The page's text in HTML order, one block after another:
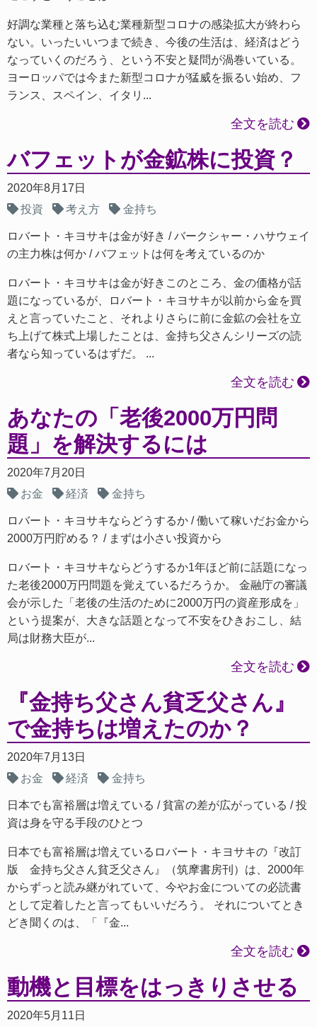
好調な業種と落ち込む業種新型コロナの感染拡大が終わら
ない。いったいいつまで続き、今後の生活は、経済はどう
なっていくのだろう、という不安と疑問が渦巻いている。
ヨーロッパでは今また新型コロナが猛威を振るい始め、フ
ランス、スペイン、イタリ...
全文を読む
バフェットが金鉱株に投資？
2020年8月17日
投資
考え方 金持ち
ロバート・キヨサキは金が好き
バークシャー・ハサウェイ
の主力株は何か
バフェットは何を考えているのか
ロバート・キヨサキは金が好きこのところ、金の価格が話
題になっているが、ロバート・キヨサキが以前から金を買
えと言っていたこと、それよりさらに前に金鉱の会社を立
ち上げて株式上場したことは、金持ち父さんシリーズの読
者なら知っているはずだ。 ...
全文を読む
あなたの「老後2000万円問
題」を解決するには
2020年7月20日
お金
経済 金持ち
ロバート・キヨサキならどうするか
働いて稼いだお金から
2000万円貯める？
まずは小さい投資から
ロバート・キヨサキならどうするか1年ほど前に話題になっ
た老後2000万円問題を覚えているだろうか。 金融庁の審議
会が示した「老後の生活のために2000万円の資産形成を」
という提案が、大きな話題となって不安をひきおこし、結
局は財務大臣が...
全文を読む
『金持ち父さん貧乏父さん』
で金持ちは増えたのか？
2020年7月13日
お金
経済 金持ち
日本でも富裕層は増えている 貧富の差が広がっている
投
資は身を守る手段のひとつ
日本でも富裕層は増えているロバート・キヨサキの『改訂
版 金持ち父さん貧乏父さん』（筑摩書房刊）は、2000年
からずっと読み継がれていて、今やお金についての必読書
として定着したと言ってもいいだろう。 それについてとき
どき聞くのは、「『金...
全文を読む
動機と目標をはっきりさせる
2020年5月11日